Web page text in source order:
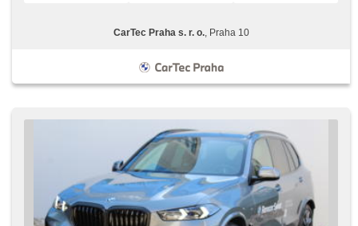
CarTec Praha s. r. o., Praha 10